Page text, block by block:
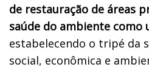
de restauração de áreas
saúde do ambiente como
estabelecendo o tripé da
social, econômica e